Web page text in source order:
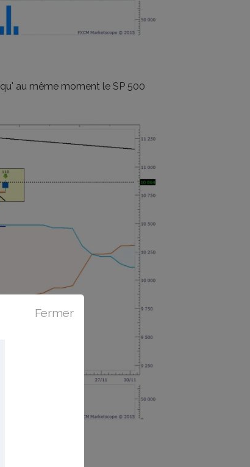
au même moment le SP 500
Fermer